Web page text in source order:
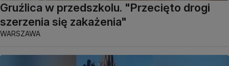
Gruźlica w przedszkolu. "Przecięto drogi
szerzenia się zakażenia"
WARSZAWA